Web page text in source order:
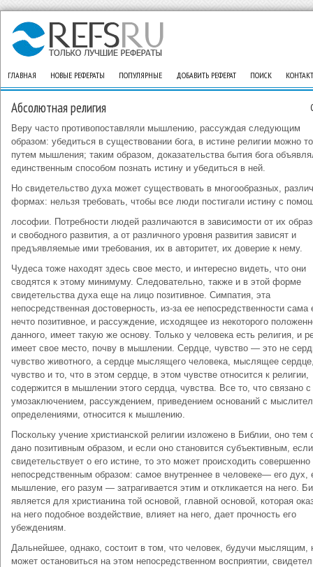
ГЛАВНАЯ НОВЫЕ РЕФЕРАТЫ ПОПУЛЯРНЫЕ ДОБАВИТЬ РЕФЕРАТ ПОИСК
Абсолютная религия
Веру часто противопоставляли мышлению, рассуждая следующим
образом: убедиться в существовании бога, в истине религии можно
путем мышления; таким образом, доказательства бытия бога
единственным способом познать истину и убедиться в ней.
Но свидетельство духа может существовать в многообразных,
формах: нельзя требовать, чтобы все люди постигали истину с
лософии. Потребности людей различаются в зависимости от их
и свободного развития, а от различного уровня развития зависят и
предъявляемые ими требования, их в авторитет, их доверие к нему.
Чудеса тоже находят здесь свое место, и интересно видеть, что они
сводятся к этому минимуму. Следовательно, также и в этой форме
свидетельства духа еще на лицо позитивное. Симпатия, эта
непосредственная достоверность, из-за ее непосредственности сама
нечто позитивное, и рассуждение, исходящее из некоторого
данного, имеет такую же основу. Только у человека есть религия, и
имеет свое место, почву в мышлении. Сердце, чувство — это не
чувство животного, а сердце мыслящего человека, мыслящее
чувство и то, что в этом сердце, в этом чувстве относится к религии,
содержится в мышлении этого сердца, чувства. Все то, что связано с
умозаключением, рассуждением, при­ведением оснований с
определениями, относится к мышлению.
Поскольку учение христианской религии изложено в Библии, оно
дано позитивным образом, и если оно становится субъективным,
свидетельствует о его истине, то это может происходить совершенно
непосредственным образом: самое внутреннее в человеке— его дух,
мышление, его разум — затрагивается этим и откликается на него.
является для христианина той основой, главной основой, которая
на него подобное воздействие, влияет на него, дает прочность его
убеждениям.
Дальнейшее, однако, состоит в том, что человек, будучи мыслящим,
может остановиться на этом непосредственном восприятии,